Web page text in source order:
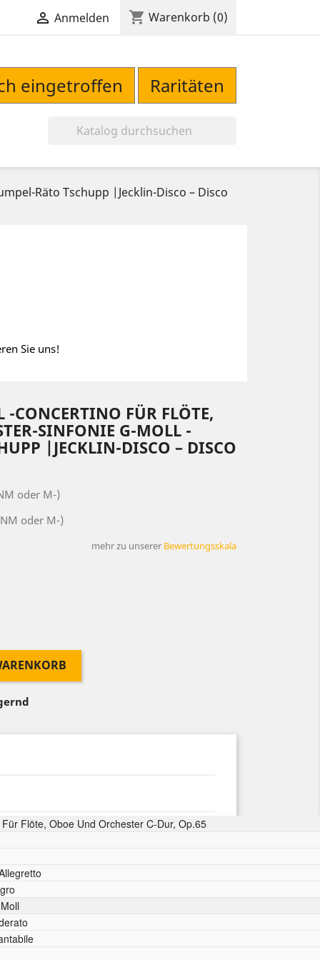
 Anmelden shopping_cart Warenkorb (0)
eingetroffen Raritäten
Räto Tschupp ‎|Jecklin-Disco ‎– Disco
Sie uns!
CONCERTINO FÜR FLÖTE,
SINFONIE G-MOLL -
‎|JECKLIN-DISCO ‎– DISCO
oder M-)
oder M-)
mehr zu unserer Bewertungsskala
Flöte, Oboe Und Orchester C-Dur, Op.65